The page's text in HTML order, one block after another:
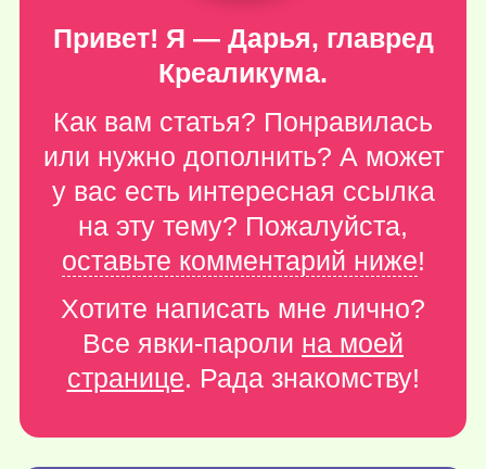
Привет! Я — Дарья, главред
Креаликума.
Как вам статья? Понравилась
или нужно дополнить? А может
у вас есть интересная ссылка
на эту тему? Пожалуйста,
оставьте комментарий ниже!
Хотите написать мне лично?
Все явки-пароли на моей
странице. Рада знакомству!